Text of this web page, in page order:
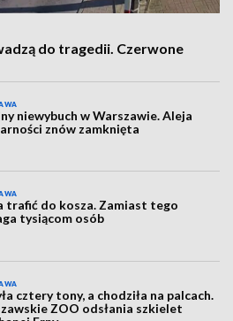
do tragedii. Czerwone
niewybuch w Warszawie. Aleja
znów zamknięta
trafić do kosza. Zamiast tego
tysiącom osób
cztery tony, a chodziła na palcach.
ZOO odsłania szkielet